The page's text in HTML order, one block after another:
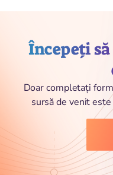
Începeți
Doar completați
sursă de venit